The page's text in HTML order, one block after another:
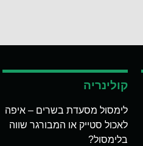
קולינריה
לימסול מסעדת בשרים – איפה
לאכול סטייק או המבורגר שווה
בלימסול?